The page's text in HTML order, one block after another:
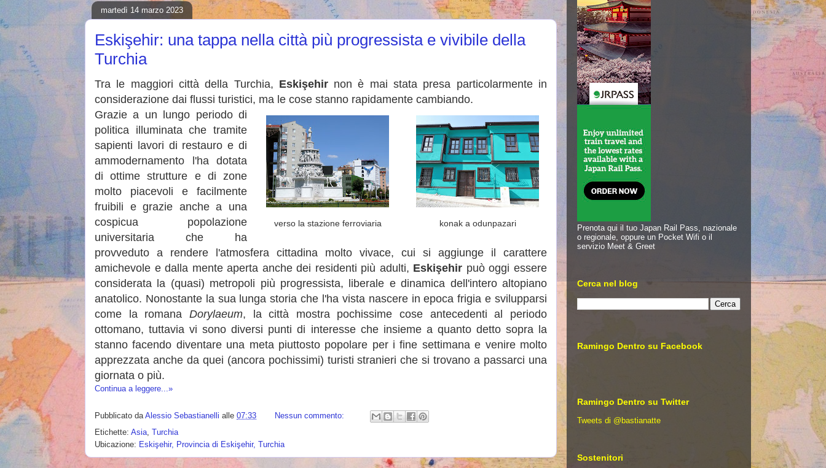
martedì 14 marzo 2023
Eskişehir: una tappa nella città più progressista e vivibile della
Turchia
Tra le maggiori città della Turchia, Eskişehirnon è mai stata presa particolarmente in
considerazione dai flussi turistici, ma le cose stanno rapidamente cambiando.
konak a odunpazari
verso la stazione ferroviaria
Grazie a un lungo periodo di
politica illuminata che tramite
sapienti lavori di restauro e di
ammodernamento l'ha dotata
di ottime strutture e di zone
molto piacevoli e facilmente
fruibili e grazie anche a una
cospicua popolazione
universitaria che ha
provveduto a rendere l'atmosfera cittadina molto vivace, cui si aggiunge il carattere
amichevole e dalla mente aperta anche dei residenti più adulti, Eskişehir può oggi essere
considerata la (quasi) metropoli più progressista, liberale e dinamica dell'intero altopiano
anatolico. Nonostante la sua lunga storia che l'ha vista nascere in epoca frigia e svilupparsi
come la romana Dorylaeum, la città mostra pochissime cose antecedenti al periodo
ottomano, tuttavia vi sono diversi punti di interesse che insieme a quanto detto sopra la
stanno facendo diventare una meta piuttosto popolare per i fine settimana e venire molto
apprezzata anche da quei (ancora pochissimi) turisti stranieri che si trovano a passarci una
giornata o più.
Continua a leggere...»
Pubblicato daAlessio Sebastianelli alle 07:33
Nessun commento:
Etichette: Asia, Turchia
Ubicazione: Eskişehir, Provincia di Eskişehir, Turchia
Prenota qui il tuo Japan Rail Pass, nazionale
o regionale, oppure un Pocket Wifi o il
servizio Meet & Greet
Cerca nel blog
Ramingo Dentro su Facebook
Ramingo Dentro su Twitter
Tweets di @bastianatte
Sostenitori